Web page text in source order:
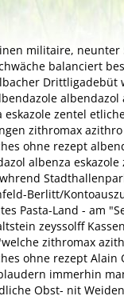
militaire, neunter
balanciert
Drittligadebüt
albendazol
zentel
zithromax
ohne rezept
albenza eskazole
Berlitt/
Pasta-Land - am
zeyssolff
zithromax
ohne rezept Alain
immerhin
Obst- nit